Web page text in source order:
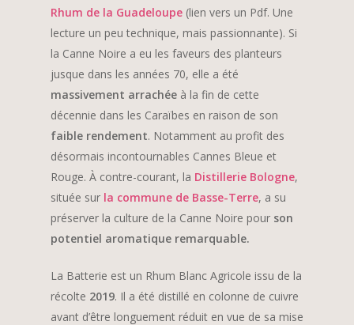
Rhum de la Guadeloupe (lien vers un Pdf. Une
lecture un peu technique, mais passionnante). Si
la Canne Noire a eu les faveurs des planteurs
jusque dans les années 70, elle a été
massivement arrachée à la fin de cette
décennie dans les Caraïbes en raison de son
faible rendement. Notamment au profit des
désormais incontournables Cannes Bleue et
Rouge. À contre-courant, la Distillerie Bologne,
située sur la commune de Basse-Terre, a su
préserver la culture de la Canne Noire pour son
potentiel aromatique remarquable.
La Batterie est un Rhum Blanc Agricole issu de la
récolte 2019. Il a été distillé en colonne de cuivre
avant d’être longuement réduit en vue de sa mise